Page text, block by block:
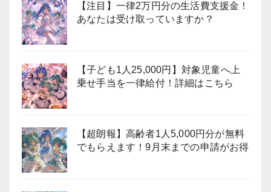
【注目】一律2万円分の生活費支援金！
あなたは受け取っていますか？
【子ども1人25,000円】対象児童へ上
乗せ手当を一律給付！詳細はこちら
【超朗報】高齢者1人5,000円分が無料
でもらえます！9月末までの申請がお得